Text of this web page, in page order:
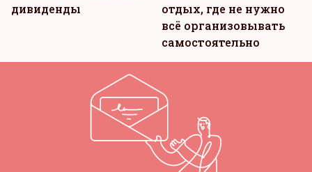
дивиденды
отдых, где не нужно
всё организовывать
самостоятельно